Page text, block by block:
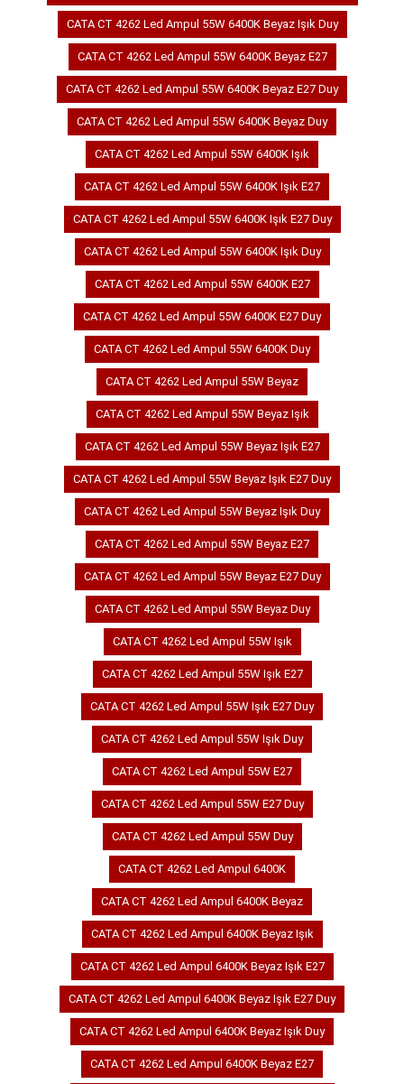
CATA CT 4262 Led Ampul 55W 6400K Beyaz Işık Duy
CATA CT 4262 Led Ampul 55W 6400K Beyaz E27
CATA CT 4262 Led Ampul 55W 6400K Beyaz E27 Duy
CATA CT 4262 Led Ampul 55W 6400K Beyaz Duy
CATA CT 4262 Led Ampul 55W 6400K Işık
CATA CT 4262 Led Ampul 55W 6400K Işık E27
CATA CT 4262 Led Ampul 55W 6400K Işık E27 Duy
CATA CT 4262 Led Ampul 55W 6400K Işık Duy
CATA CT 4262 Led Ampul 55W 6400K E27
CATA CT 4262 Led Ampul 55W 6400K E27 Duy
CATA CT 4262 Led Ampul 55W 6400K Duy
CATA CT 4262 Led Ampul 55W Beyaz
CATA CT 4262 Led Ampul 55W Beyaz Işık
CATA CT 4262 Led Ampul 55W Beyaz Işık E27
CATA CT 4262 Led Ampul 55W Beyaz Işık E27 Duy
CATA CT 4262 Led Ampul 55W Beyaz Işık Duy
CATA CT 4262 Led Ampul 55W Beyaz E27
CATA CT 4262 Led Ampul 55W Beyaz E27 Duy
CATA CT 4262 Led Ampul 55W Beyaz Duy
CATA CT 4262 Led Ampul 55W Işık
CATA CT 4262 Led Ampul 55W Işık E27
CATA CT 4262 Led Ampul 55W Işık E27 Duy
CATA CT 4262 Led Ampul 55W Işık Duy
CATA CT 4262 Led Ampul 55W E27
CATA CT 4262 Led Ampul 55W E27 Duy
CATA CT 4262 Led Ampul 55W Duy
CATA CT 4262 Led Ampul 6400K
CATA CT 4262 Led Ampul 6400K Beyaz
CATA CT 4262 Led Ampul 6400K Beyaz Işık
CATA CT 4262 Led Ampul 6400K Beyaz Işık E27
CATA CT 4262 Led Ampul 6400K Beyaz Işık E27 Duy
CATA CT 4262 Led Ampul 6400K Beyaz Işık Duy
CATA CT 4262 Led Ampul 6400K Beyaz E27